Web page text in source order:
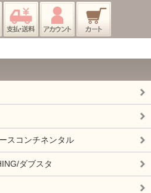
スコンチネンタル
ダブスタ